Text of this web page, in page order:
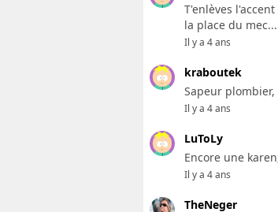
T'enlèves
la place du mec...
Il y a 4 ans
kraboutek
Sapeur plombier,
Il y a 4 ans
LuToLy
Encore une
Il y a 4 ans
TheNeger